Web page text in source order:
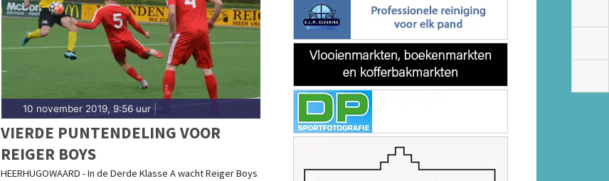
10 november 2019, 9:56 uur|
VIERDE PUNTENDELING VOOR
REIGER BOYS
HEERHUGOWAARD - In de Derde Klasse A wacht Reiger Boys